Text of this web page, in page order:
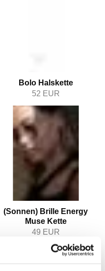
Bolo Halskette
52 EUR
(Sonnen) Brille Energy
Muse Kette
49 EUR